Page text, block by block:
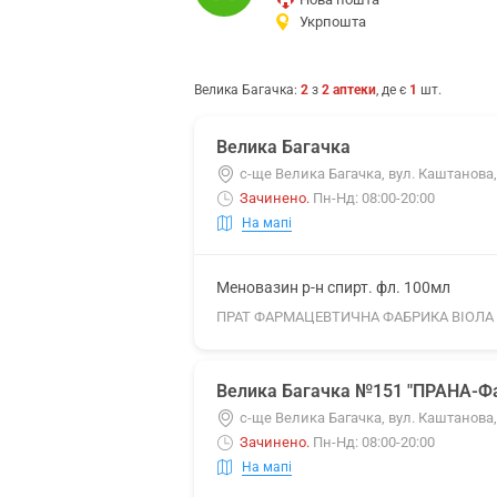
Укрпошта
Велика Багачка: 2 з 2 аптеки, де є 1 шт.
Велика Багачка
с-ще Велика Багачка, вул.
Зачинено. Пн-Нд: 08:00-20:00
На мапі
Меновазин р-н спирт. фл. 100мл
ПРАТ ФАРМАЦЕВТИЧНА ФАБРИКА ВІОЛА
Велика Багачка №151 "ПРАНА-
с-ще Велика Багачка, вул.
Зачинено. Пн-Нд: 08:00-20:00
На мапі